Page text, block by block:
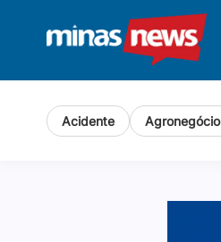
Acidente Agronegócio